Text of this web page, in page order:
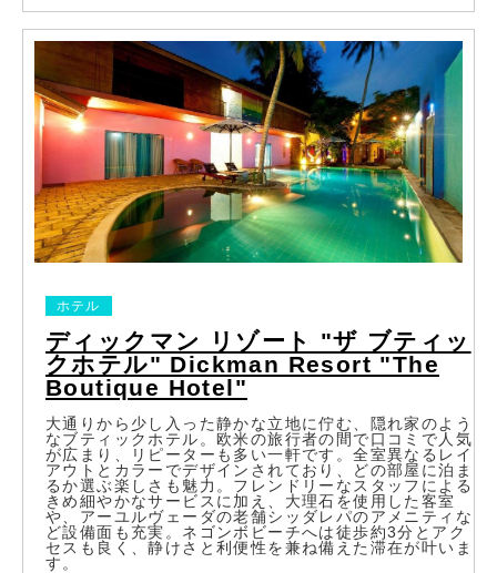
ディックマン リゾート "ザ ブティッ
クホテル" Dickman Resort "The
Boutique Hotel"
ホテル
大通りから少し入った静かな立地に佇む、隠れ家のよう
なブティックホテル。欧米の旅行者の間で口コミで人気
が広まり、リピーターも多い一軒です。全室異なるレイ
アウトとカラーでデザインされており、どの部屋に泊ま
るか選ぶ楽しさも魅力。フレンドリーなスタッフによる
きめ細やかなサービスに加え、大理石を使用した客室
や、アーユルヴェーダの老舗シッダレパのアメニティな
ど設備面も充実。ネゴンボビーチへは徒歩約3分とアク
セスも良く、静けさと利便性を兼ね備えた滞在が叶いま
す。